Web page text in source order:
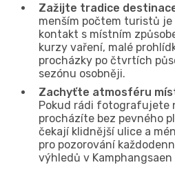
Zažijte tradice
menším počtem turistů
kontakt s místním
kurzy vaření, malé
procházky po čtvrtích
sezónu osobněji.
Zachyťte atmosféru
Pokud rádi fotografujete
procházíte bez pevného
čekají klidnější ulice a
pro pozorování
výhledů v